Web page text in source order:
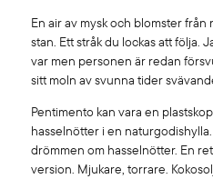
En air av mysk och blomster
stan. Ett stråk du lockas att följa.
var men personen är redan
sitt moln av svunna tider
Pentimento kan vara en
hasselnötter i en
drömmen om hasselnötter. En
version. Mjukare, torrare.